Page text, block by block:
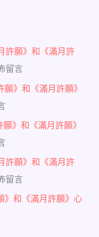
許願》和《滿月許
留言
願》和《滿月許願》
願》和《滿月許願》
許願》和《滿月許
留言
》和《滿月許願》心